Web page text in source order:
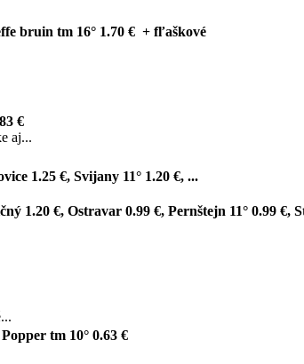
bruin tm 16° 1.70 € + fľaškové
€
aj...
1.25 €, Svijany 11° 1.20 €, ...
1.20 €, Ostravar 0.99 €, Pernštejn 11° 0.99 €,
tm 10° 0.63 €